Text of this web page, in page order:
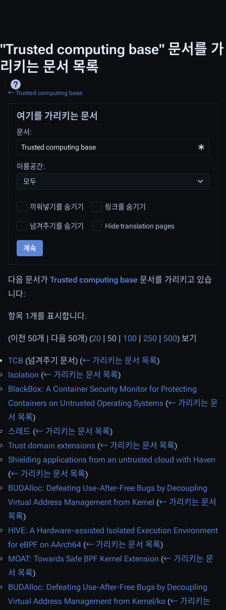
"Trusted computing base" 문서를 가
리키는 문서 목록
← Trusted computing base
여기를 가리키는 문서
문서:
이름공간:
모두
끼워넣기를 숨기기 링크를 숨기기
넘겨주기를 숨기기 Hide translation pages
계속
다음 문서가 Trusted computing base 문서를 가리키고 있습
니다:
항목 1개를 표시합니다.
(이전 50개 | 다음 50개) (20 | 50 | 100 | 250 | 500) 보기
TCB (넘겨주기 문서) (← 가리키는 문서 목록)
Isolation (← 가리키는 문서 목록)
BlackBox: A Container Security Monitor for Protecting
Containers on Untrusted Operating Systems (← 가리키는 문
서 목록)
스레드 (← 가리키는 문서 목록)
Trust domain extensions (← 가리키는 문서 목록)
Shielding applications from an untrusted cloud with Haven
(← 가리키는 문서 목록)
BUDAlloc: Defeating Use-After-Free Bugs by Decoupling
Virtual Address Management from Kernel (← 가리키는 문서
목록)
HIVE: A Hardware-assisted Isolated Execution Environment
for eBPF on AArch64 (← 가리키는 문서 목록)
MOAT: Towards Safe BPF Kernel Extension (← 가리키는 문
서 목록)
BUDAlloc: Defeating Use-After-Free Bugs by Decoupling
Virtual Address Management from Kernel/ko (← 가리키는